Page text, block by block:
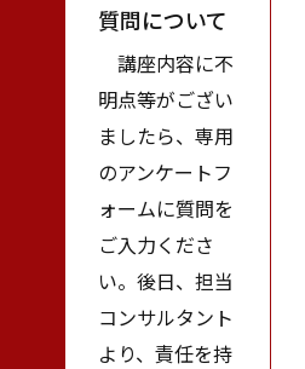
質問について
講座内容に不
明点等がござい
ましたら、専用
のアンケートフ
ォームに質問を
ご入力くださ
い。後日、担当
コンサルタント
より、責任を持